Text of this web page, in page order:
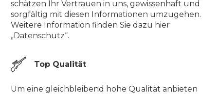
schätzen Ihr Vertrauen in uns, gewissenhaft und
sorgfältig mit diesen Informationen umzugehen.
Weitere Information finden Sie dazu hier
„Datenschutz“.
Top Qualität
Um eine gleichbleibend hohe Qualität anbieten